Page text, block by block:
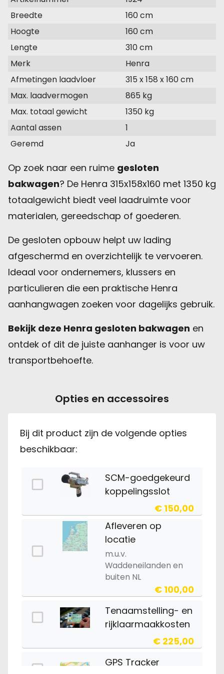
Breedte
160 cm
Hoogte
160 cm
Lengte
310 cm
Merk
Henra
Afmetingen laadvloer
315 x 158 x 160 cm
Max. laadvermogen
865 kg
Max. totaal gewicht
1350 kg
Aantal assen
1
Geremd
Ja
Op zoek naar een ruime gesloten
bakwagen? De Henra 315x158x160 met 1350 kg
totaalgewicht biedt veel laadruimte voor
materialen, gereedschap of goederen.
De gesloten opbouw helpt uw lading
afgeschermd en overzichtelijk te vervoeren.
Ideaal voor ondernemers, klussers en
particulieren die een praktische Henra
aanhangwagen zoeken voor dagelijks gebruik.
Bekijk deze Henra gesloten bakwagen en
ontdek of dit de juiste aanhanger is voor uw
transportbehoefte.
Opties en accessoires
Bij dit product zijn de volgende opties
beschikbaar:
SCM-goedgekeurd
koppelingsslot
€ 150,00
Afleveren op
locatie
m.u.v.
Waddeneilanden en
buiten NL
€ 100,00
Tenaamstelling- en
rijklaarmaakkosten
€ 225,00
GPS Tracker